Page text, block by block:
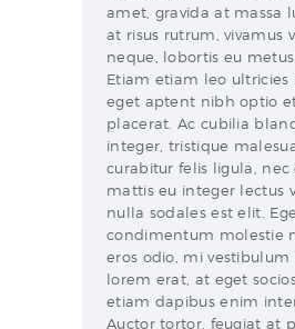
amet, gravida at massa
at risus rutrum, vivamus
neque, lobortis eu metus
Etiam etiam leo ultricies
eget aptent nibh optio
placerat. Ac cubilia
integer, tristique
curabitur felis ligula, nec
mattis eu integer lectus
nulla sodales est elit.
condimentum molestie
eros odio, mi vestibulum
lorem erat, at eget
etiam dapibus enim
Auctor tortor, feugiat at